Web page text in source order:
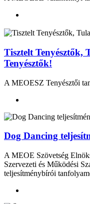
Tisztelt Tenyésztők,
Tenyésztők!
A MEOESZ Tenyésztői
Dog Dancing
A MEOE Szövetség
Szervezeti és Működési
teljesítménybírói